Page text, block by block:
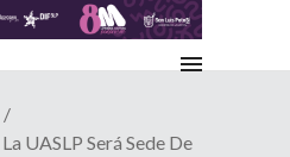
UASLP Será Sede De